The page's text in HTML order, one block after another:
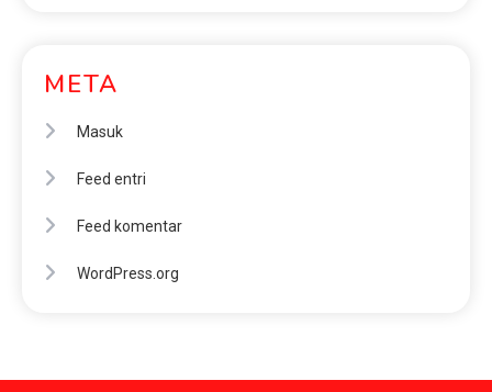
META
Masuk
Feed entri
Feed komentar
WordPress.org